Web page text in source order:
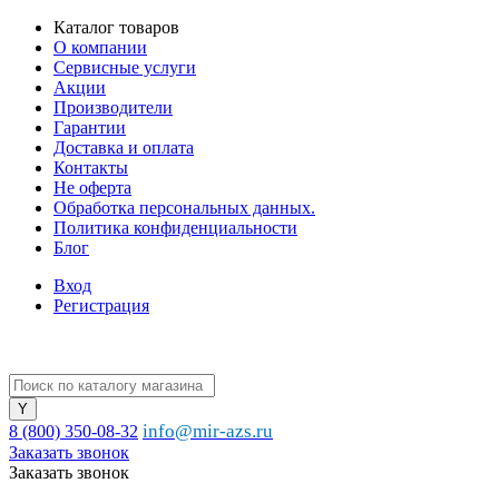
Каталог товаров
О компании
Сервисные услуги
Акции
Производители
Гарантии
Доставка и оплата
Контакты
Не оферта
Обработка персональных данных.
Политика конфиденциальности
Блог
Вход
Регистрация
8 (800) 350-08-32 info@mir-azs.ru
Заказать звонок
Заказать звонок